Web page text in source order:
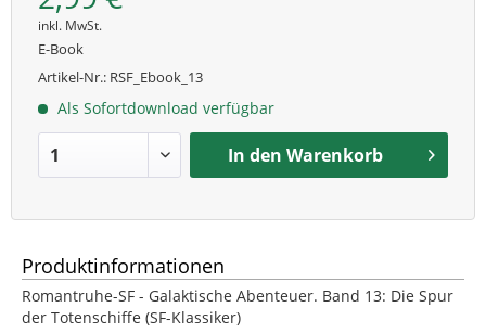
inkl. MwSt.
E-Book
Artikel-Nr.: RSF_Ebook_13
Als Sofortdownload verfügbar
In den Warenkorb
Produktinformationen
Romantruhe-SF - Galaktische Abenteuer. Band 13: Die Spur
der Totenschiffe (SF-Klassiker)